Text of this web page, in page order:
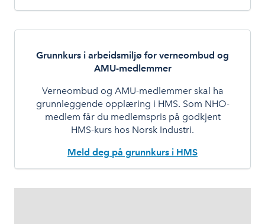
Grunnkurs i arbeidsmiljø for verneombud og
AMU-medlemmer
Verneombud og AMU-medlemmer skal ha
grunnleggende opplæring i HMS. Som NHO-
medlem får du medlemspris på godkjent
HMS-kurs hos Norsk Industri.
Meld deg på grunnkurs i HMS